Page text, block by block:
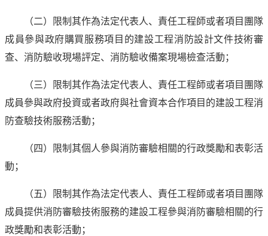
（二）限制其作為法定代表人、責任工程師或者項目團隊
成員參與政府購買服務項目的建設工程消防設計文件技術審
查、消防驗收現場評定、消防驗收備案現場檢查活動；
（三）限制其作為法定代表人、責任工程師或者項目團隊
成員參與政府投資或者政府與社會資本合作項目的建設工程消
防查驗技術服務活動；
（四）限制其個人參與消防審驗相關的行政獎勵和表彰活
動；
（五）限制其作為法定代表人、責任工程師或者項目團隊
成員提供消防審驗技術服務的建設工程參與消防審驗相關的行
政獎勵和表彰活動；